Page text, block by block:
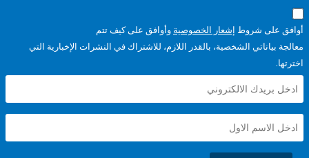
شروطإشعار الخصوصيةوأوافق على كيف تتم
الشخصية، بالقدر اللازم، للاشتراك في النشرات الإخبارية التي